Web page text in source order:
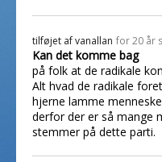
tilføjet afvanallan for 20 år
Kan det komme bag
på folk at de radikale
Alt hvad de radikale
hjerne lamme
derfor der er så mange
stemmer på dette parti.